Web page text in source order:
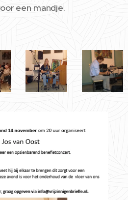
een mandje.